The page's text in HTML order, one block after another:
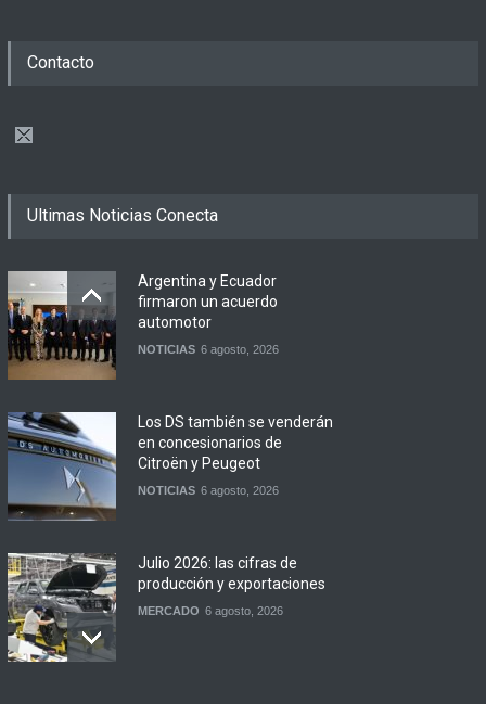
Contacto
Ultimas Noticias Conecta
Argentina y Ecuador
firmaron un acuerdo
automotor
NOTICIAS 6 agosto, 2026
Los DS también se venderán
en concesionarios de
Citroën y Peugeot
NOTICIAS 6 agosto, 2026
Julio 2026: las cifras de
producción y exportaciones
MERCADO 6 agosto, 2026